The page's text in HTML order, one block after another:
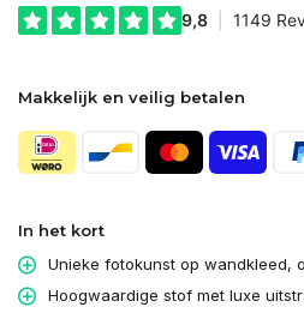
Makkelijk en veilig betalen
In het kort
Unieke fotokunst op wandkleed,
Hoogwaardige stof met luxe